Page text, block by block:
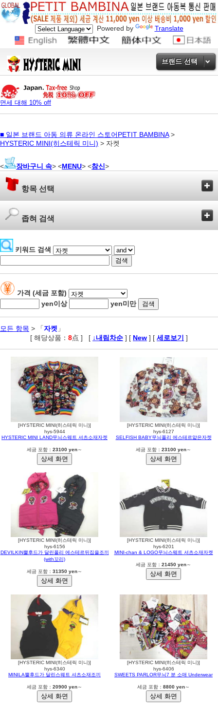
Powered by Translate
브랜드 선택
면세 대해 10% off
■ 일본 브랜드 아동 의류 온라인 스토어PETIT BAMBINA>
HYSTERIC MINI(히스테릭 미니) > 자켓
< 장바구니 속> <MENU> <참신>
항목 선택
좁혀 검색
키워드 검색
가격 (세금 포함)
yen이상
yen미만
모든 항목 > 「자켓 」
[ 해당상품： 8点 ] [ ↓내림차순 ] [ New ] [ 세로보기 ]
[HYSTERIC MINI(히스테릭 미니)]
hys-5944
HYSTERIC MINI LAND무늬스웨트 셔츠소재자켓
세금 포함： 23100 yen～
[HYSTERIC MINI(히스테릭 미니)]
hys-6127
SELFISH BABY무늬폴리 에스테르얇은자켓
세금 포함： 23100 yen～
[HYSTERIC MINI(히스테릭 미니)]
hys-6156
DEVILKIN뿔후드가 달린폴리 에스테르뒤집을조끼
(with꼬리)
세금 포함： 31350 yen～
[HYSTERIC MINI(히스테릭 미니)]
hys-6201
MINI-chan & LOGO무늬스웨트 셔츠소재자켓
세금 포함： 21450 yen～
[HYSTERIC MINI(히스테릭 미니)]
hys-6340
MINILA뿔후드가 달린스웨트 셔츠소재조끼
세금 포함： 20900 yen～
[HYSTERIC MINI(히스테릭 미니)]
hys-6406
SWEETS PARLOR무늬7 분 소매 Underwear
세금 포함： 8800 yen～